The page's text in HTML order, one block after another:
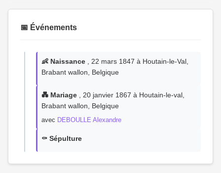
📅 Événements
👶 Naissance , 22 mars 1847 à Houtain-le-Val,
Brabant wallon, Belgique
💑 Mariage , 20 janvier 1867 à Houtain-le-val,
Brabant wallon, Belgique
avec DEBOULLE Alexandre
⚰️ Sépulture